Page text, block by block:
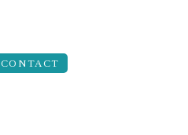
CONTACT